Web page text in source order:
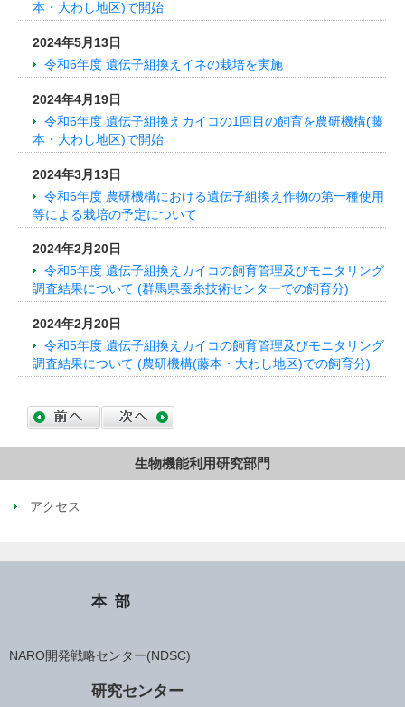
本・大わし地区)で開始
2024年5月13日
令和6年度 遺伝子組換えイネの栽培を実施
2024年4月19日
令和6年度 遺伝子組換えカイコの1回目の飼育を農研機構(藤
本・大わし地区)で開始
2024年3月13日
令和6年度 農研機構における遺伝子組換え作物の第一種使用
等による栽培の予定について
2024年2月20日
令和5年度 遺伝子組換えカイコの飼育管理及びモニタリング
調査結果について (群馬県蚕糸技術センターでの飼育分)
2024年2月20日
令和5年度 遺伝子組換えカイコの飼育管理及びモニタリング
調査結果について (農研機構(藤本・大わし地区)での飼育分)
生物機能利用研究部門
アクセス
本部
NARO開発戦略センター(NDSC)
研究センター